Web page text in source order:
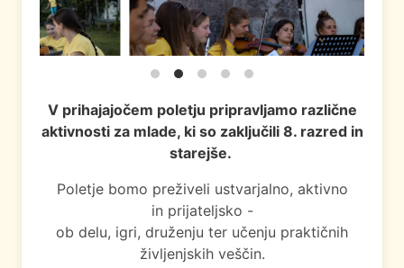
V prihajajočem poletju pripravljamo različne
aktivnosti za mlade, ki so zaključili 8. razred in
starejše.
Poletje bomo preživeli ustvarjalno, aktivno
in prijateljsko -
ob delu, igri, druženju ter učenju praktičnih
življenjskih veščin.